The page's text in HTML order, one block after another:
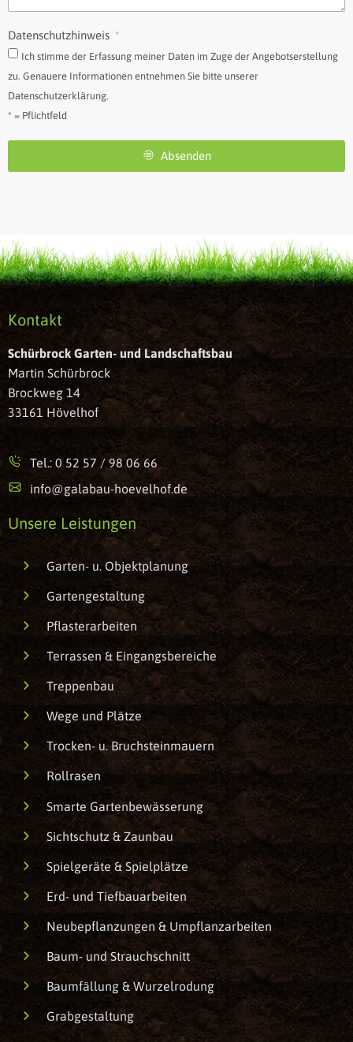
Datenschutzhinweis
Ich stimme der Erfassung meiner Daten im Zuge der Angebotserstellung
zu. Genauere Informationen entnehmen Sie bitte unserer
Datenschutzerklärung.
* = Pflichtfeld
Absenden
Kontakt
Schürbrock Garten- und Landschaftsbau
Martin Schürbrock
Brockweg 14
33161 Hövelhof
Tel.: 0 52 57 / 98 06 66
info@galabau-hoevelhof.de
Unsere Leistungen
Garten- u. Objektplanung
Gartengestaltung
Pflasterarbeiten
Terrassen & Eingangsbereiche
Treppenbau
Wege und Plätze
Trocken- u. Bruchsteinmauern
Rollrasen
Smarte Gartenbewässerung
Sichtschutz & Zaunbau
Spielgeräte & Spielplätze
Erd- und Tiefbauarbeiten
Neubepflanzungen & Umpflanzarbeiten
Baum- und Strauchschnitt
Baumfällung & Wurzelrodung
Grabgestaltung